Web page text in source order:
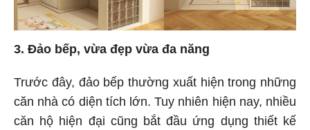
3. Đảo bếp, vừa đẹp vừa đa năng
Trước đây, đảo bếp thường xuất hiện trong những
căn nhà có diện tích lớn. Tuy nhiên hiện nay, nhiều
căn hộ hiện đại cũng bắt đầu ứng dụng thiết kế